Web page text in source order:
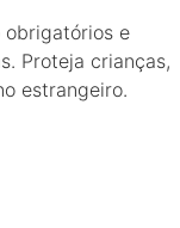
obrigatórios e
Proteja crianças,
estrangeiro.